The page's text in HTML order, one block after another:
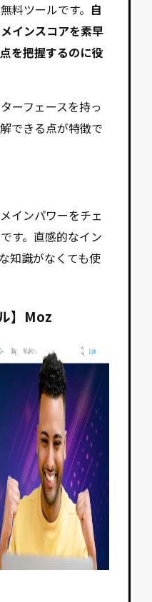
料ツールです。 自
インスコアを素早
を把握するのに役
ーフェースを持っ
できる点が特徴で
インパワーをチェ
す。直感的なイン
知識がなくても使
】 Moz